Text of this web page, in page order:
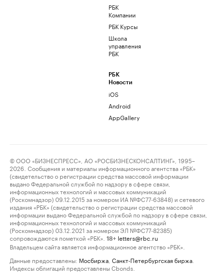
РБК
Компании
РБК Курсы
Школа
управления
РБК
РБК
Новости
iOS
Android
AppGallery
© ООО «БИЗНЕСПРЕСС», АО «РОСБИЗНЕСКОНСАЛТИНГ», 1995–
2026. Сообщения и материалы информационного агентства «РБК»
(свидетельство о регистрации средства массовой информации
выдано Федеральной службой по надзору в сфере связи,
информационных технологий и массовых коммуникаций
(Роскомнадзор) 09.12.2015 за номером ИА №ФС77-63848) и сетевого
издания «РБК» (свидетельство о регистрации средства массовой
информации выдано Федеральной службой по надзору в сфере связи,
информационных технологий и массовых коммуникаций
(Роскомнадзор) 03.12.2021 за номером ЭЛ №ФС77-82385)
сопровождаются пометкой «РБК».
18+ letters@rbc.ru
Владельцем сайта является информационное агентство «РБК».
Данные предоставлены: Мосбиржа Санкт-Петербургская биржа
Индексы облигаций предоставлены Cbonds.